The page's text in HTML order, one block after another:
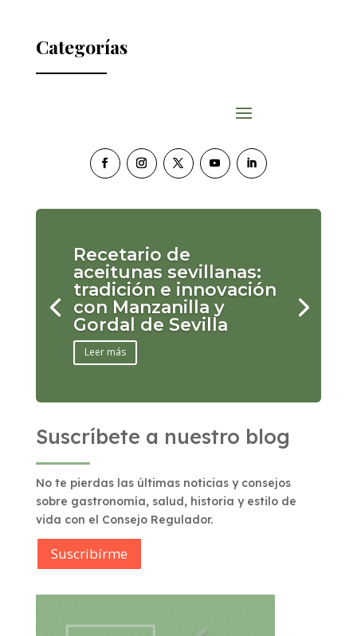
Categorías
Recetario de
aceitunas sevillanas:
tradición e innovación
con Manzanilla y
Gordal de Sevilla
Leer más
Suscríbete a nuestro blog
No te pierdas las últimas noticias y consejos
sobre gastronomía, salud, historia y estilo de
vida con el Consejo Regulador.
Suscribírme